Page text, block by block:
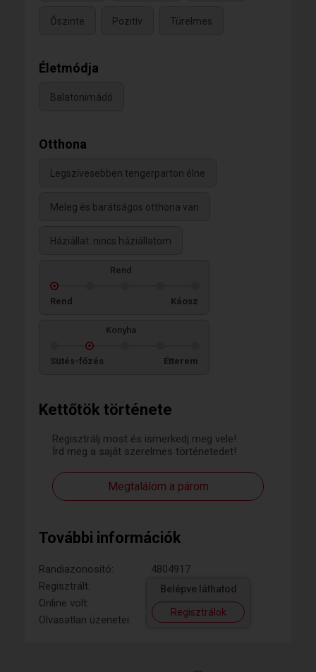
Kettőtök története
Regisztrálj most és ismerkedj meg vele!
Írd meg a saját szerelmes történetedet!
Megtalálom a párom
További információk
Randiazonosító:
4804917
Regisztrált:
Online volt:
Olvasatlan üzenetei:
Belépve láthatod
Regisztrálok
Őszinte Pozitív Türelmes
Életmódja
Balatonimádó
Otthona
Legszívesebben tengerparton élne
Meleg és barátságos otthona van
Háziállat: nincs háziállatom
Rend
Rend Káosz
Konyha
Sütés-főzés Étterem